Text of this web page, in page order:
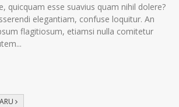
quicquam esse suavius quam nihil dolere?
elegantiam, confuse loquitur. An
flagitiosum, etiamsi nulla comitetur